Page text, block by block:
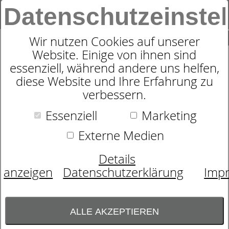
Wir nutzen Cookies auf unserer
Website. Einige von ihnen sind
essenziell, während andere uns helfen,
diese Website und Ihre Erfahrung zu
verbessern.
Essenziell
Marketing
Externe Medien
Details
anzeigen
Datenschutzerklärung
ALLE AKZEPTIEREN
SUCHE
0
Produkte Schlafen Textilien dormabell home
Kissenbezüge
Produkte
DORMABELL HOME
KISSENBEZÜGE -
FORMSTABIL,
PILLINGARM UND
ANGENEHM WEICH
Die Kissenbezüge werden nach den
strengen dormabell-Qualitätsrichtlinien
hergestellt. Das Ergebnis sind